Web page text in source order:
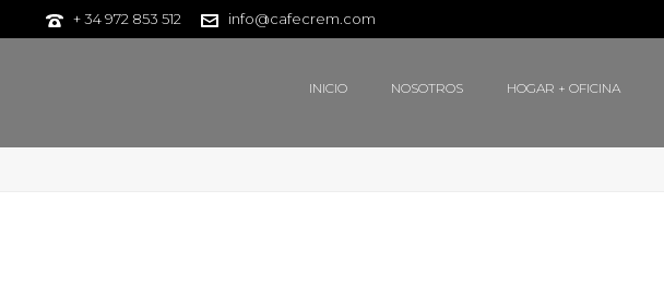
+ 34 972 853 512 info@cafecrem.com
INICIO NOSOTROS HOGAR + OFICINA